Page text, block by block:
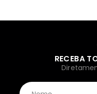
RECEBA